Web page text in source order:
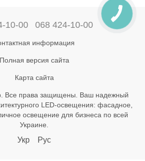
10-00 068 424-10-00
информация
Полная версия сайта
Карта сайта
Все права защищены. Ваш надежный
LED-освещения: фасадное,
освещение для бизнеса по всей
Украине.
Укр Рус